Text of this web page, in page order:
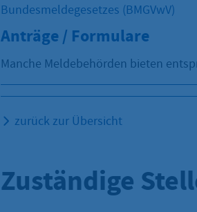
Bundesmeldegesetzes (BMGVwV)
Anträge / Formulare
Manche Meldebehörden bieten
zurück zur Übersicht
Zuständige